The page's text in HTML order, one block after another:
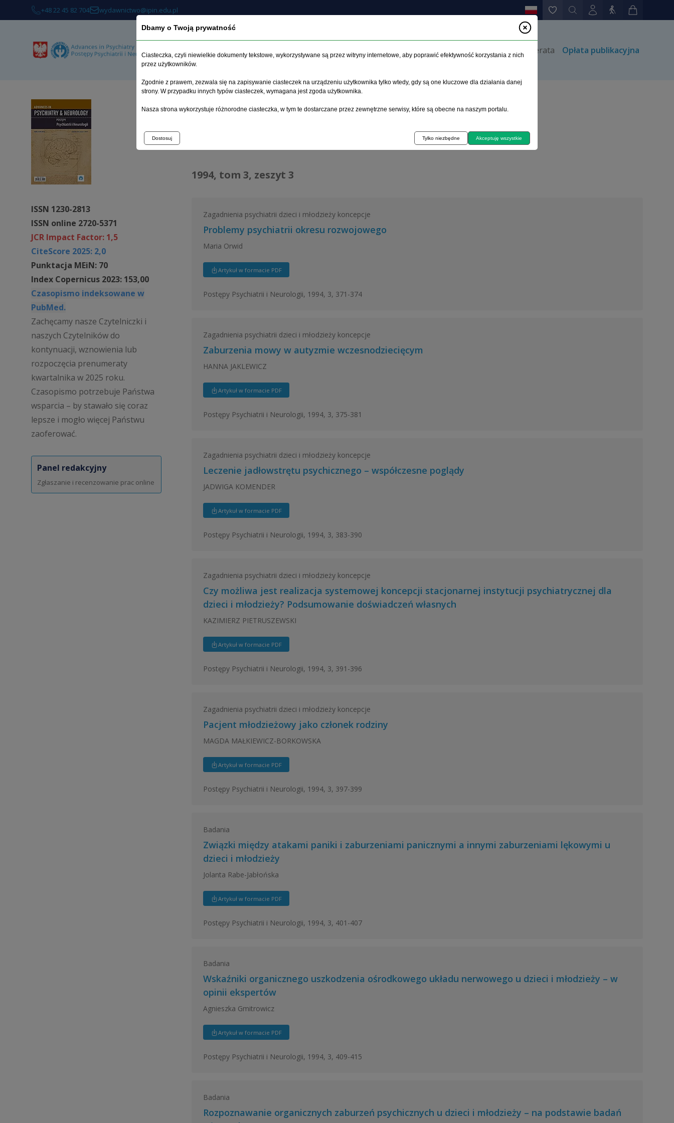
+48 22 45 82 704 wydawnictwo@ipin.edu.pl
O czasopiśmie Archiwum Etyka Instrukcja dla autorów Kontakt Prenumerata Opłata publikacyjna
ISSN 1230-2813
ISSN online 2720-5371
JCR Impact Factor: 1,5
CiteScore 2025: 2,0
Punktacja MEiN: 70
Index Copernicus 2023: 153,00
Czasopismo indeksowane w
PubMed.
Zachęcamy nasze Czytelniczki i
naszych Czytelników do
kontynuacji, wznowienia lub
rozpoczęcia prenumeraty
kwartalnika w 2025 roku.
Czasopismo potrzebuje Państwa
wsparcia – by stawało się coraz
lepsze i mogło więcej Państwu
zaoferować.
Panel redakcyjny
Zgłaszanie i recenzowanie prac online
Strona główna >Archiwum>zeszyt 3
1994, tom 3, zeszyt 3
Zagadnienia psychiatrii dzieci i młodzieży koncepcje
Problemy psychiatrii okresu rozwojowego
Maria Orwid
Artykuł w formacie PDF
Postępy Psychiatrii i Neurologii, 1994, 3, 371-374
Zagadnienia psychiatrii dzieci i młodzieży koncepcje
Zaburzenia mowy w autyzmie wczesnodziecięcym
HANNA JAKLEWICZ
Artykuł w formacie PDF
Postępy Psychiatrii i Neurologii, 1994, 3, 375-381
Zagadnienia psychiatrii dzieci i młodzieży koncepcje
Leczenie jadłowstrętu psychicznego – współczesne poglądy
JADWIGA KOMENDER
Artykuł w formacie PDF
Postępy Psychiatrii i Neurologii, 1994, 3, 383-390
Zagadnienia psychiatrii dzieci i młodzieży koncepcje
Czy możliwa jest realizacja systemowej koncepcji stacjonarnej instytucji psychiatrycznej dla
dzieci i młodzieży? Podsumowanie doświadczeń własnych
KAZIMIERZ PIETRUSZEWSKI
Artykuł w formacie PDF
Postępy Psychiatrii i Neurologii, 1994, 3, 391-396
Zagadnienia psychiatrii dzieci i młodzieży koncepcje
Pacjent młodzieżowy jako członek rodziny
MAGDA MAŁKIEWICZ-BORKOWSKA
Artykuł w formacie PDF
Postępy Psychiatrii i Neurologii, 1994, 3, 397-399
Badania
Związki między atakami paniki i zaburzeniami panicznymi a innymi zaburzeniami lękowymi u
dzieci i młodzieży
Jolanta Rabe-Jabłońska
Artykuł w formacie PDF
Postępy Psychiatrii i Neurologii, 1994, 3, 401-407
Badania
Wskaźniki organicznego uszkodzenia ośrodkowego układu nerwowego u dzieci i młodzieży – w
opinii ekspertów
Agnieszka Gmitrowicz
Artykuł w formacie PDF
Postępy Psychiatrii i Neurologii, 1994, 3, 409-415
Badania
Rozpoznawanie organicznych zaburzeń psychicznych u dzieci i młodzieży – na podstawie badań
Dbamy o Twoją prywatność
Ciasteczka, czyli niewielkie dokumenty tekstowe, wykorzystywane są przez witryny internetowe, aby poprawić efektywność korzystania z nich
przez użytkowników.
Zgodnie z prawem, zezwala się na zapisywanie ciasteczek na urządzeniu użytkownika tylko wtedy, gdy są one kluczowe dla działania danej
strony. W przypadku innych typów ciasteczek, wymagana jest zgoda użytkownika.
Nasza strona wykorzystuje różnorodne ciasteczka, w tym te dostarczane przez zewnętrzne serwisy, które są obecne na naszym portalu.
Dostosuj Tylko niezbędne Akceptuję wszystkie